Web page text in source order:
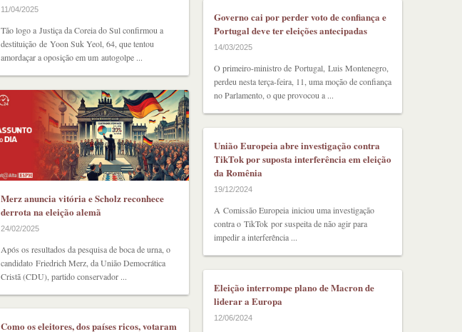
11/04/2025
Tão logo a Justiça da Coreia do Sul confirmou a
destituição de Yoon Suk Yeol, 64, que tentou
amordaçar a oposição em um autogolpe ...
Governo cai por perder voto de confiança e
Portugal deve ter eleições antecipadas
14/03/2025
O primeiro-ministro de Portugal, Luis Montenegro,
perdeu nesta terça-feira, 11, uma moção de confiança
no Parlamento, o que provocou a ...
Merz anuncia vitória e Scholz reconhece
derrota na eleição alemã
24/02/2025
Após os resultados da pesquisa de boca de urna, o
candidato Friedrich Merz, da União Democrática
Cristã (CDU), partido conservador ...
União Europeia abre investigação contra
TikTok por suposta interferência em eleição
da Romênia
19/12/2024
A Comissão Europeia iniciou uma investigação
contra o TikTok por suspeita de não agir para
impedir a interferência ...
Eleição interrompe plano de Macron de
liderar a Europa
12/06/2024
Como os eleitores, dos países ricos, votaram